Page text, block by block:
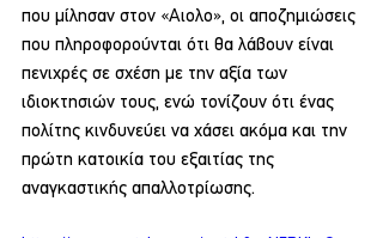
που μίλησαν στον «Αιολο», οι αποζημιώσεις
που πληροφορούνται ότι θα λάβουν είναι
πενιχρές σε σχέση με την αξία των
ιδιοκτησιών τους, ενώ τονίζουν ότι ένας
πολίτης κινδυνεύει να χάσει ακόμα και την
πρώτη κατοικία του εξαιτίας της
αναγκαστικής απαλλοτρίωσης.